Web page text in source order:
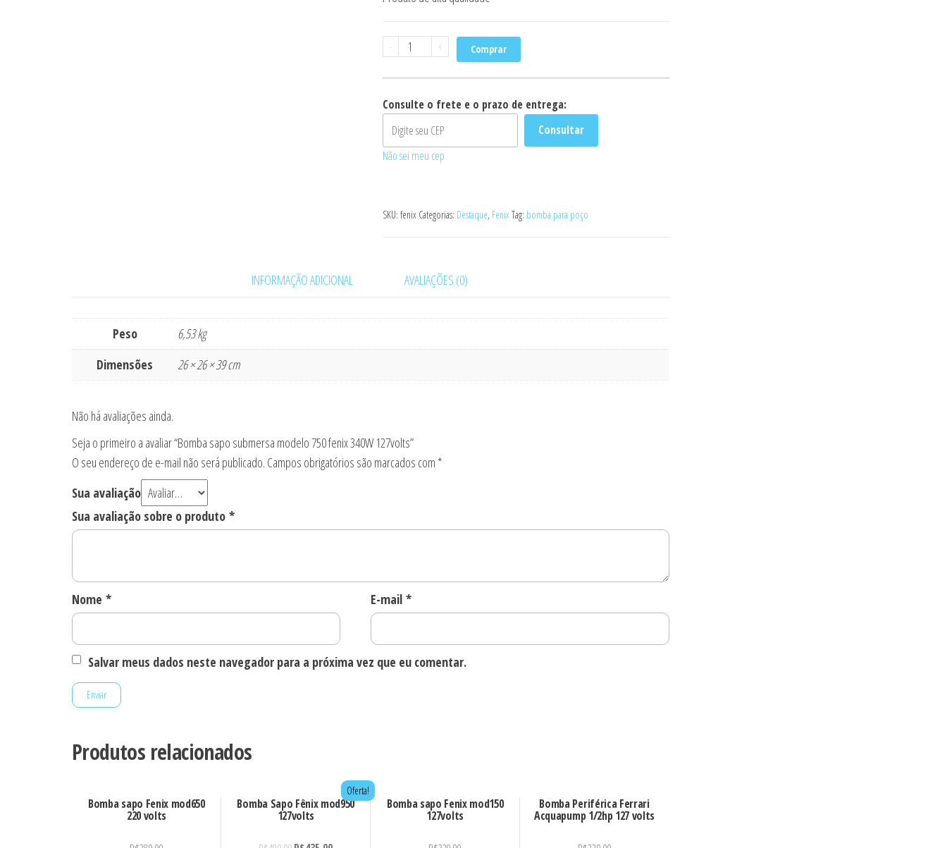
-
Bomba
submersa
modelo
750
fenix
340W
+ Comprar
Consulte o frete e o prazo de entrega:
Consultar
Não sei meu cep
SKU: fenix Categorias: Destaque, Fenix Tag: bomba para poço
INFORMAÇÃO ADICIONAL AVALIAÇÕES (0)
Peso
6,53 kg
Dimensões
26 × 26 × 39 cm
Não há avaliações ainda.
Seja o primeiro a avaliar “Bomba sapo submersa modelo 750 fenix 340W 127volts”
O seu endereço de e-mail não será publicado. Campos obrigatórios são marcados com *
Sua avaliação
Sua avaliação sobre o produto *
Nome * E-mail *
Salvar meus dados neste navegador para a próxima vez que eu comentar.
Produtos relacionados
Bomba sapo Fenix mod650
220 volts
Bomba Sapo Fênix mod950
127volts
Oferta!
Bomba sapo Fenix mod150
127volts
Bomba Periférica Ferrari
Acquapump 1/2hp 127 volts